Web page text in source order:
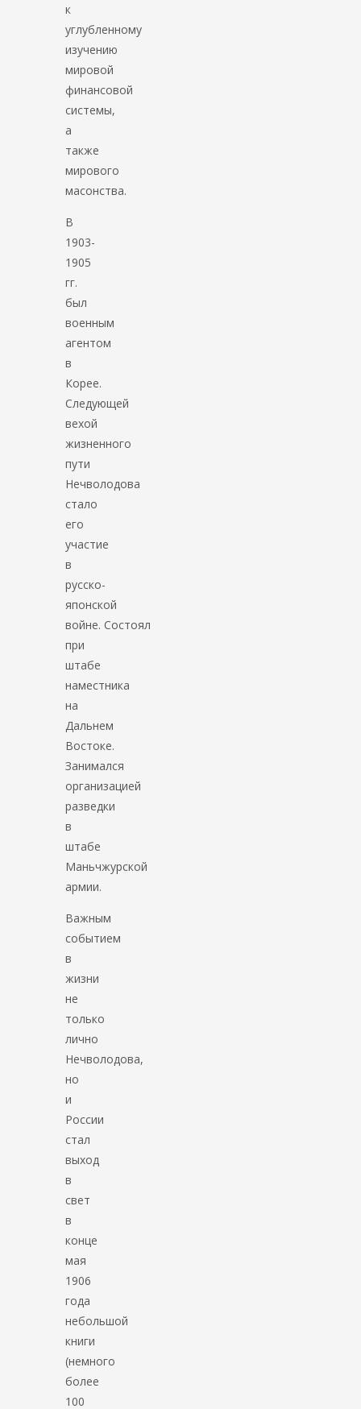
к
углубленному
изучению
мировой
финансовой
системы,
а
также
мирового
масонства.
В
1903-
1905
гг.
был
военным
агентом
в
Корее.
Следующей
вехой
жизненного
пути
Нечволодова
стало
его
участие
в
русско-
японской
войне. Состоял
при
штабе
наместника
на
Дальнем
Востоке.
Занимался
организацией
разведки
в
штабе
Маньчжурской
армии.
Важным
событием
в
жизни
не
только
лично
Нечволодова,
но
и
России
стал
выход
в
свет
в
конце
мая
1906
года
небольшой
книги
(немного
более
100